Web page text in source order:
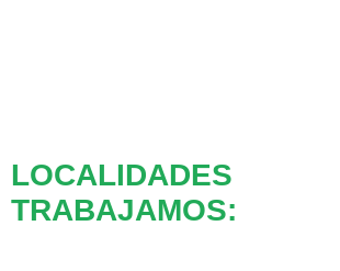
LOCALIDADES
TRABAJAMOS: